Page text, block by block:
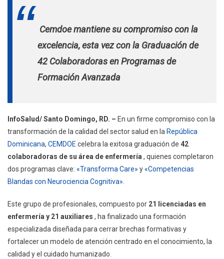
Excelencia
Cemdoe mantiene su compromiso con la
excelencia, esta vez con la Graduación de
42 Colaboradoras en Programas de
Formación Avanzada
InfoSalud/ Santo Domingo, RD. – En un firme compromiso con la
transformación de la calidad del sector salud en la República
Dominicana, CEMDOE celebra la exitosa graduación de 42
colaboradoras de su área de enfermería, quienes completaron
dos programas clave: «Transforma Care» y«Competencias
Blandas con Neurociencia Cognitiva».
Este grupo de profesionales, compuesto por 21 licenciadas en
enfermería y 21 auxiliares , ha finalizado una formación
especializada diseñada para cerrar brechas formativas y
fortalecer un modelo de atención centrado en el conocimiento, la
calidad y el cuidado humanizado.